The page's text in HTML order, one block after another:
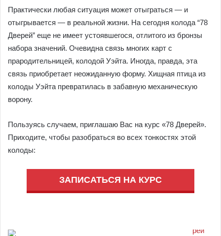
Практически любая ситуация может отыграться — и
отыгрывается — в реальной жизни. На сегодня колода “78
Дверей” еще не имеет устоявшегося, отлитого из бронзы
набора значений. Очевидна связь многих карт с
прародительницей, колодой Уэйта. Иногда, правда, эта
связь приобретает неожиданную форму. Хищная птица из
колоды Уэйта превратилась в забавную механическую
ворону.
Пользуясь случаем, приглашаю Вас на курс «78 Дверей».
Приходите, чтобы разобраться во всех тонкостях этой
колоды:
ЗАПИСАТЬСЯ НА КУРС